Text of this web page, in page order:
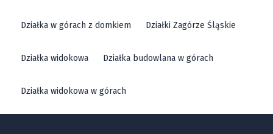
Działka w górach z domkiem Działki Zagórze Śląskie
Działka widokowa Działka budowlana w górach
Działka widokowa w górach